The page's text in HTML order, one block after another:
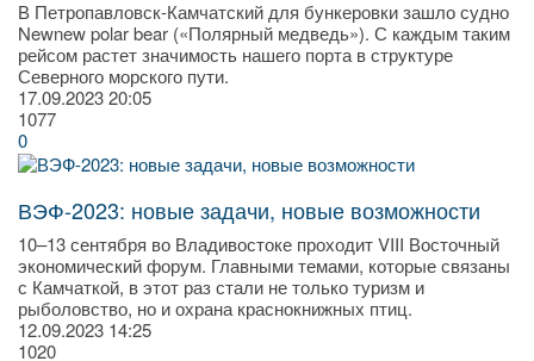
В Петропавловск-Камчатский для бункеровки зашло судно
Newnew polar bear («Полярный медведь»). С каждым таким
рейсом растет значимость нашего порта в структуре
Северного морского пути.
17.09.202320:05
1077
0
ВЭФ-2023: новые задачи, новые возможности
10–13 сентября во Владивостоке проходит VIII Восточный
экономический форум. Главными темами, которые связаны
с Камчаткой, в этот раз стали не только туризм и
рыболовство, но и охрана краснокнижных птиц.
12.09.2023 14:25
1020